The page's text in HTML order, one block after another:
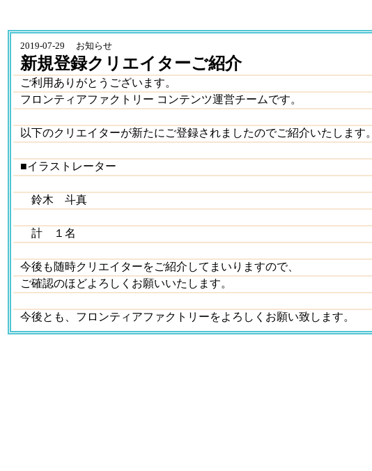
2019-07-29 お知らせ
新規登録クリエイターご紹介
ご利用ありがとうございます。
フロンティアファクトリー コンテンツ運営チームです。
以下のクリエイターが新たにご登録されましたのでご紹介いたします。
■イラストレーター
鈴木 斗真
計 １名
今後も随時クリエイターをご紹介してまいりますので、
ご確認のほどよろしくお願いいたします。
今後とも、フロンティアファクトリーをよろしくお願い致します。